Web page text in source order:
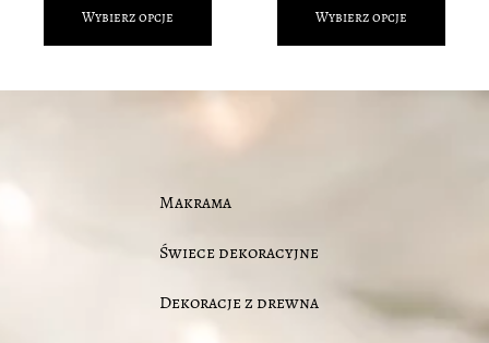
Wybierz opcje Wybierz opcje
Makrama
Świece dekoracyjne
Dekoracje z drewna